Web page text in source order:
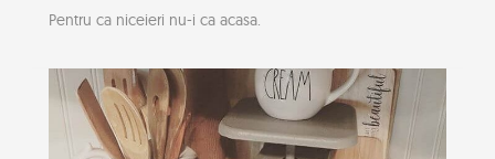
Pentru ca niceieri nu-i ca acasa.